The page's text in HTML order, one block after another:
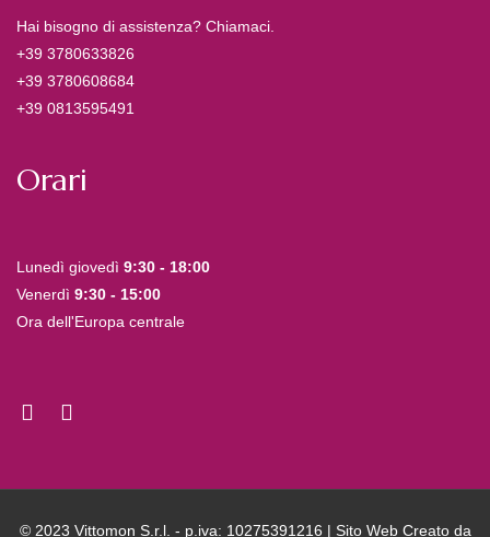
Hai bisogno di assistenza? Chiamaci.
+39 3780633826
+39 3780608684
+39 0813595491
Orari
Lunedì giovedì 9:30 - 18:00
Venerdì 9:30 - 15:00
Ora dell'Europa centrale
© 2023 Vittomon S.r.l. - p.iva: 10275391216 | Sito Web Creato da